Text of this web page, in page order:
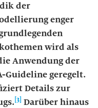
der
enger
wird als
Anwendung der
Guideline geregelt.
Details zur
[3] Darüber hinaus